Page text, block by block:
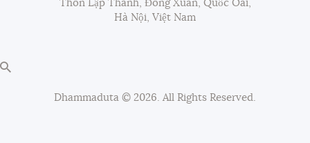
Thôn Lập Thành, Đông Xuân, Quốc Oai,
Hà Nội, Việt Nam
Dhammaduta © 2026. All Rights Reserved.